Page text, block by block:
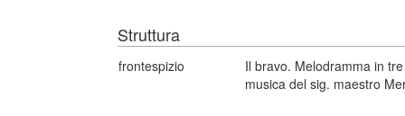
Struttura
frontespizio
Il bravo. Melodramma in
musica del sig. maestro